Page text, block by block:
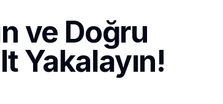
ve Doğru
Yakalayın!